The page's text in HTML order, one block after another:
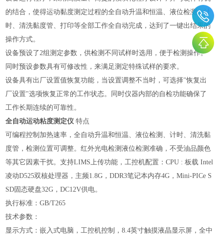
的结合，使得运动黏度测定过程的全自动升温和恒温、液位检测、计
时、清洗黏度管、打印等全部工作全自动完成，达到了一键出结果的
操作方式。
设备预设了2组测定参数，供检测不同试样时选用，便于检测操作。
同时预设参数具有可修改性，来满足测定特殊试样的要求。
设备具有出厂设置值恢复功能，当设置调整不当时，可选择"恢复出
厂设置"选项恢复正常的工作状态。同时仪器内部的自检功能确保了
工作长期连续的可靠性。
全自动运动粘度测定仪 特点
可编程控制加热速率，全自动升温和恒温、液位检测、计时、清洗黏
度管，检测位置可调整。红外光电检测液位检测准确，不受油品颜色
等其它因素干扰。支持LIMS上传功能，工控机配置：CPU : 板载 Intel
凌动D525双核处理器，主频1.8G，DDR3笔记本内存4G，Mini-PICe S
SD固态硬盘32G，DC12V供电。
执行标准：GB/T265
技术参数：
显示方式：嵌入式电脑，工控机控制，8.4英寸触摸液晶显示屏，全中